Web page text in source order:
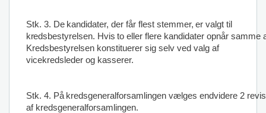
Stk. 3. De kandidater, der får flest stemmer, er valgt til
kredsbestyrelsen. Hvis to eller flere kandidater opnår samme
Kredsbestyrelsen konstituerer sig selv ved valg af
vicekredsleder og kasserer.
Stk. 4. På kredsgeneralforsamlingen vælges endvidere 2
af kredsgeneralforsamlingen.